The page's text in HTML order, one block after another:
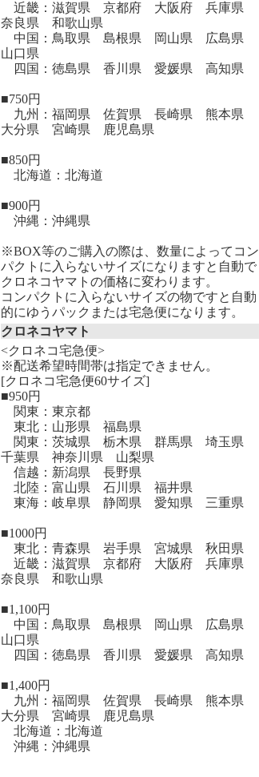
近畿：滋賀県 京都府 大阪府 兵庫県
奈良県 和歌山県
中国：鳥取県 島根県 岡山県 広島県
山口県
四国：徳島県 香川県 愛媛県 高知県
■750円
九州：福岡県 佐賀県 長崎県 熊本県
大分県 宮崎県 鹿児島県
■850円
北海道：北海道
■900円
沖縄：沖縄県
※BOX等のご購入の際は、数量によってコン
パクトに入らないサイズになりますと自動で
クロネコヤマトの価格に変わります。
コンパクトに入らないサイズの物ですと自動
的にゆうパックまたは宅急便になります。
クロネコヤマト
<クロネコ宅急便>
※配送希望時間帯は指定できません。
[クロネコ宅急便60サイズ]
■950円
関東：東京都
東北：山形県 福島県
関東：茨城県 栃木県 群馬県 埼玉県
千葉県 神奈川県 山梨県
信越：新潟県 長野県
北陸：富山県 石川県 福井県
東海：岐阜県 静岡県 愛知県 三重県
■1000円
東北：青森県 岩手県 宮城県 秋田県
近畿：滋賀県 京都府 大阪府 兵庫県
奈良県 和歌山県
■1,100円
中国：鳥取県 島根県 岡山県 広島県
山口県
四国：徳島県 香川県 愛媛県 高知県
■1,400円
九州：福岡県 佐賀県 長崎県 熊本県
大分県 宮崎県 鹿児島県
北海道：北海道
沖縄：沖縄県